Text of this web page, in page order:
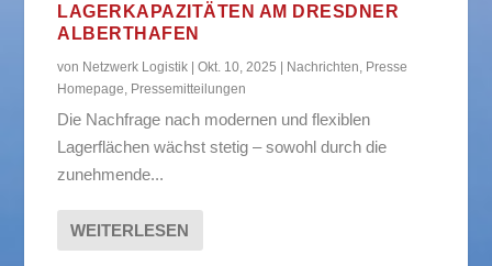
LAGERKAPAZITÄTEN AM DRESDNER
ALBERTHAFEN
von Netzwerk Logistik |Okt. 10, 2025 | Nachrichten Presse
Homepage Pressemitteilungen
Die Nachfrage nach modernen und flexiblen
Lagerflächen wächst stetig – sowohl durch die
zunehmende...
WEITERLESEN